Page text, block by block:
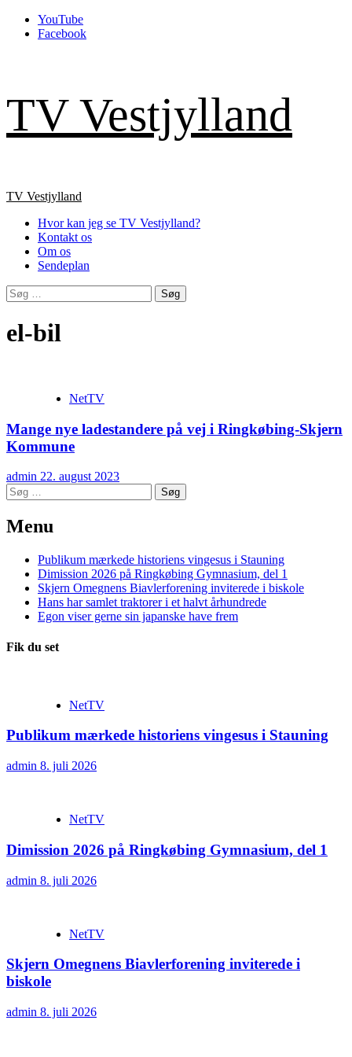
Skip
YouTube
Facebook
TV Vestjylland
Primary
TV Vestjylland
Hvor kan jeg se TV Vestjylland?
Kontakt os
Om os
Sendeplan
Søg
efter:
el-bil
NetTV
Mange nye ladestandere på vej i Ringkøbing-Skjern
Kommune
admin 22. august 2023
Søg
efter:
Menu
Publikum mærkede historiens vingesus i Stauning
Dimission 2026 på Ringkøbing Gymnasium, del 1
Skjern Omegnens Biavlerforening inviterede i biskole
Hans har samlet traktorer i et halvt århundrede
Egon viser gerne sin japanske have frem
Fik du set
NetTV
Publikum mærkede historiens vingesus i Stauning
admin 8. juli 2026
NetTV
Dimission 2026 på Ringkøbing Gymnasium, del 1
admin 8. juli 2026
NetTV
Skjern Omegnens Biavlerforening inviterede i
biskole
admin 8. juli 2026